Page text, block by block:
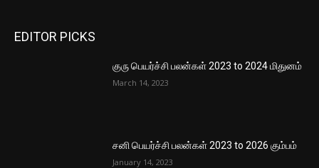
EDITOR PICKS
குரு பெயர்ச்சி பலன்கள் 2023 to 2024 மிதுனம்
March 14, 2023
சனி பெயர்ச்சி பலன்கள் 2023 to 2026 கும்பம்
January 14, 2023